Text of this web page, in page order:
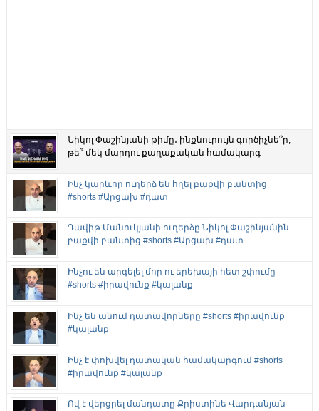
Նիկոլ Փաշինյանի թիմը․ ինքնուրույն գործիչնե՞ր,
թե՞ մեկ մարդու քաղաքական համակարգ
Ինչ կարևոր ուղերձ են հղել բաքվի բանտից
#shorts #Արցախ #դատ
Դավիթ Մանուկյանի ուղերձը Նիկոլ Փաշինյանին
բաքվի բանտից #shorts #Արցախ #դատ
Ինչու են արգելել մոր ու երեխայի հետ շփումը
#shorts #իրավունք #կալանք
Ինչ են անում դատավորները #shorts #իրավունք
#կալանք
Ինչ է փոխվել դատական համակարգում #shorts
#իրավունք #կալանք
Ով է վերցրել մանդատը Քրիստինե Վարդանյան